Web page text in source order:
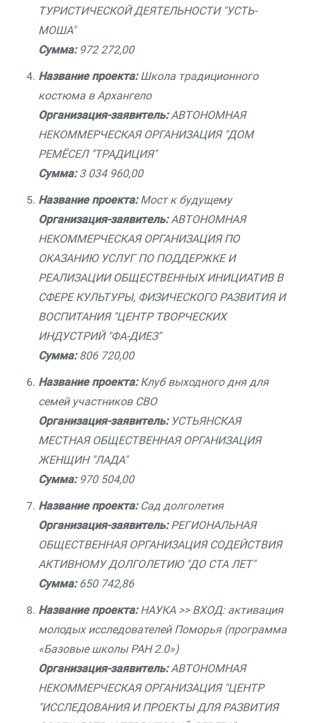
ТУРИСТИЧЕСКОЙ ДЕЯТЕЛЬНОСТИ "УСТЬ-
МОША"
Сумма:972 272,00
Название проекта:Школа традиционного
костюма в Архангело
Организация-заявитель:АВТОНОМНАЯ
НЕКОММЕРЧЕСКАЯ ОРГАНИЗАЦИЯ "ДОМ
РЕМЁСЕЛ "ТРАДИЦИЯ"
Сумма:3 034 960,00
Название проекта:Мост к будущему
Организация-заявитель:АВТОНОМНАЯ
НЕКОММЕРЧЕСКАЯ ОРГАНИЗАЦИЯ ПО
ОКАЗАНИЮ УСЛУГ ПО ПОДДЕРЖКЕ И
РЕАЛИЗАЦИИ ОБЩЕСТВЕННЫХ ИНИЦИАТИВ В
СФЕРЕ КУЛЬТУРЫ, ФИЗИЧЕСКОГО РАЗВИТИЯ И
ВОСПИТАНИЯ "ЦЕНТР ТВОРЧЕСКИХ
ИНДУСТРИЙ "ФА-ДИЕЗ"
Сумма:806 720,00
Название проекта:Клуб выходного дня для
семей участников СВО
Организация-заявитель:УСТЬЯНСКАЯ
МЕСТНАЯ ОБЩЕСТВЕННАЯ ОРГАНИЗАЦИЯ
ЖЕНЩИН "ЛАДА"
Сумма:970 504,00
Название проекта:Сад долголетия
Организация-заявитель:РЕГИОНАЛЬНАЯ
ОБЩЕСТВЕННАЯ ОРГАНИЗАЦИЯ СОДЕЙСТВИЯ
АКТИВНОМУ ДОЛГОЛЕТИЮ "ДО СТА ЛЕТ"
Сумма:650 742,86
Название проекта:НАУКА >> ВХОД: активация
молодых исследователей Поморья (программа
«Базовые школы РАН 2.0»)
Организация-заявитель:АВТОНОМНАЯ
НЕКОММЕРЧЕСКАЯ ОРГАНИЗАЦИЯ "ЦЕНТР
"ИССЛЕДОВАНИЯ И ПРОЕКТЫ ДЛЯ РАЗВИТИЯ